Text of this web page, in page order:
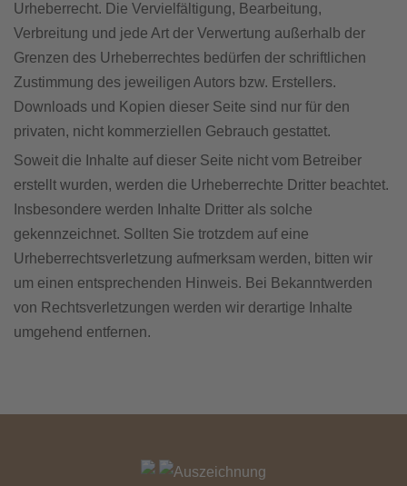
Urheberrecht. Die Vervielfältigung, Bearbeitung,
Verbreitung und jede Art der Verwertung außerhalb der
Grenzen des Urheberrechtes bedürfen der schriftlichen
Zustimmung des jeweiligen Autors bzw. Erstellers.
Downloads und Kopien dieser Seite sind nur für den
privaten, nicht kommerziellen Gebrauch gestattet.
Soweit die Inhalte auf dieser Seite nicht vom Betreiber
erstellt wurden, werden die Urheberrechte Dritter beachtet.
Insbesondere werden Inhalte Dritter als solche
gekennzeichnet. Sollten Sie trotzdem auf eine
Urheberrechtsverletzung aufmerksam werden, bitten wir
um einen entsprechenden Hinweis. Bei Bekanntwerden
von Rechtsverletzungen werden wir derartige Inhalte
umgehend entfernen.